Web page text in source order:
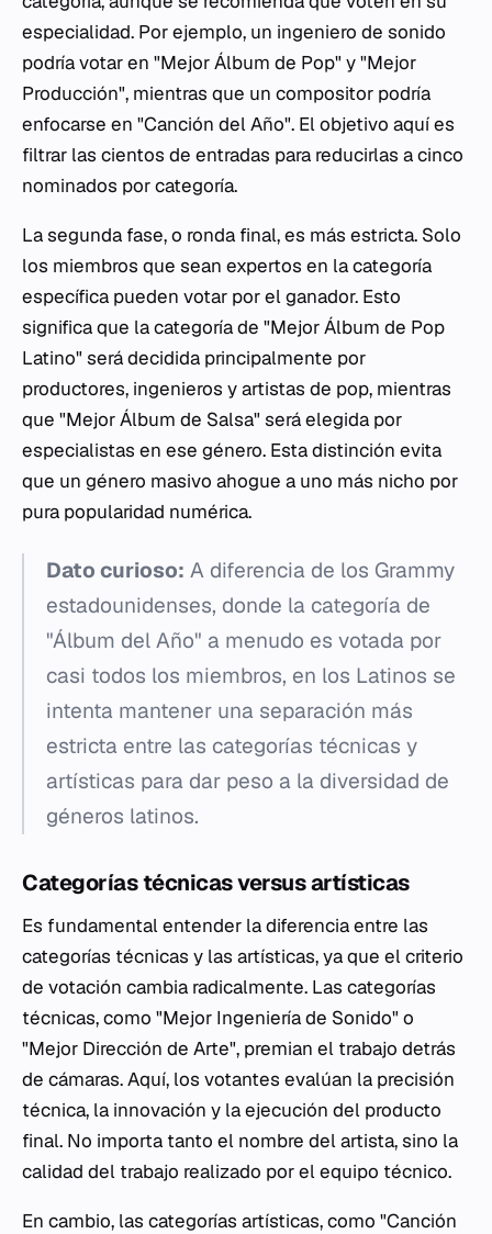
especialidad. Por ejemplo, un ingeniero de sonido
podría votar en "Mejor Álbum de Pop" y "Mejor
Producción", mientras que un compositor podría
enfocarse en "Canción del Año". El objetivo aquí es
filtrar las cientos de entradas para reducirlas a cinco
nominados por categoría.
La segunda fase, o ronda final, es más estricta. Solo
los miembros que sean expertos en la categoría
específica pueden votar por el ganador. Esto
significa que la categoría de "Mejor Álbum de Pop
Latino" será decidida principalmente por
productores, ingenieros y artistas de pop, mientras
que "Mejor Álbum de Salsa" será elegida por
especialistas en ese género. Esta distinción evita
que un género masivo ahogue a uno más nicho por
pura popularidad numérica.
Dato curioso: A diferencia de los Grammy
estadounidenses, donde la categoría de
"Álbum del Año" a menudo es votada por
casi todos los miembros, en los Latinos se
intenta mantener una separación más
estricta entre las categorías técnicas y
artísticas para dar peso a la diversidad de
géneros latinos.
Categorías técnicas versus artísticas
Es fundamental entender la diferencia entre las
categorías técnicas y las artísticas, ya que el criterio
de votación cambia radicalmente. Las categorías
técnicas, como "Mejor Ingeniería de Sonido" o
"Mejor Dirección de Arte", premian el trabajo detrás
de cámaras. Aquí, los votantes evalúan la precisión
técnica, la innovación y la ejecución del producto
final. No importa tanto el nombre del artista, sino la
calidad del trabajo realizado por el equipo técnico.
En cambio, las categorías artísticas, como "Canción